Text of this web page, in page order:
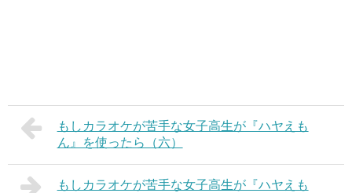
もしカラオケが苦手な女子高生が『ハヤえも
ん』を使ったら（六）
もしカラオケが苦手な女子高生が『ハヤえも